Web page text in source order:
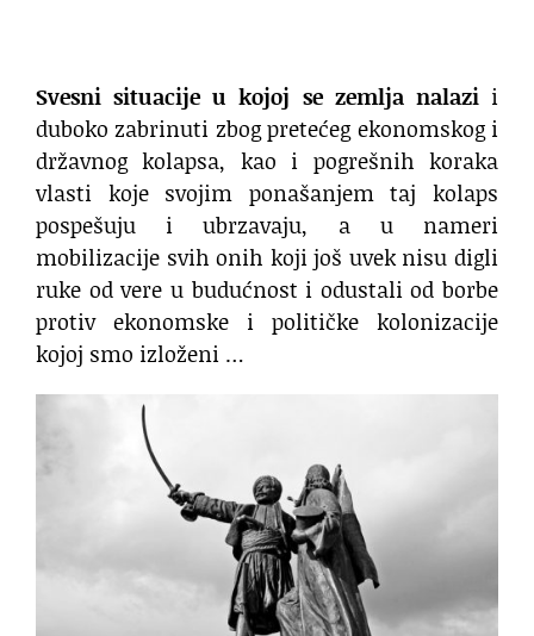
Svesni situacije u kojoj se zemlja nalazii
duboko zabrinuti zbog pretećeg ekonomskog i
državnog kolapsa, kao i pogrešnih koraka
vlasti koje svojim ponašanjem taj kolaps
pospešuju i ubrzavaju, a u nameri
mobilizacije svih onih koji još uvek nisu digli
ruke od vere u budućnost i odustali od borbe
protiv ekonomske i političke kolonizacije
kojoj smo izloženi …